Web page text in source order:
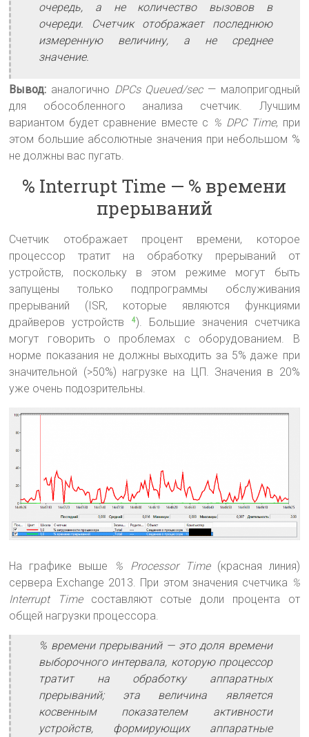
очередь, а не количество вызовов в
очереди. Счетчик отображает последнюю
измеренную величину, а не среднее
значение.
Вывод: аналогично DPCs Queued/sec— малопригодный
для обособленного анализа счетчик. Лучшим
вариантом будет сравнение вместе с % DPC Time, при
этом большие абсолютные значения при небольшом %
не должны вас пугать.
% Interrupt Time — % времени
прерываний
Счетчик отображает процент времени, которое
процессор тратит на обработку прерываний от
устройств, поскольку в этом режиме могут быть
запущены только подпрограммы обслуживания
прерываний (ISR, которые являются функциями
драйверов устройств
4). Большие значения счетчика
могут говорить о проблемах с оборудованием. В
норме показания не должны выходить за 5% даже при
значительной (>50%) нагрузке на ЦП. Значения в 20%
уже очень подозрительны.
На графике выше % Processor Time (красная линия)
сервера Exchange 2013. При этом значения счетчика %
Interrupt Timeсоставляют сотые доли процента от
общей нагрузки процессора.
% времени прерываний — это доля времени
выборочного интервала, которую процессор
тратит на обработку аппаратных
прерываний; эта величина является
косвенным показателем активности
устройств, формирующих аппаратные